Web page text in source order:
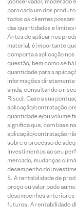
para cada um dos
todos os clientes
das quantidades e limites
Antes de aplicar nos
material, é importante
comporta a aplicação
questão, bem como se
quantidade para a
informações diretamente
ainda, consultando o
Risco). Caso a sua
aplicação/contratação
quantidade e/ou volume
significa que, com base
aplicação/contratação
sobre o processo de
Investimentos ao seu
mercado, mudanças
desempenho do
A rentabilidade de
preço ou valor pode
desempenhos anteriores
futuros. A rentabilidade